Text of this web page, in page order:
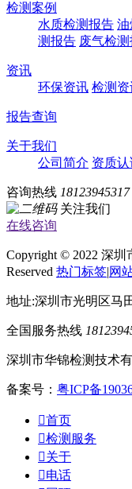
检测案例
水质检测报告 油
测报告 废气检
资讯
环保资讯 检测资
报告查询
关于我们
公司简介 资质认
咨询热线 18123945317
关注我们
在线咨询
Copyright © 2022 深
Reserved 热门标签|网
地址:深圳市光明区马
全国服务热线
深圳市华锦检测技术
备案号： 粤ICP备
首页
检测服务
关于
电话